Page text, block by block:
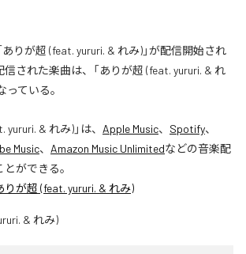
ありが超 (feat. yururi. & れみ)」が配信開始され
された楽曲は、「ありが超 (feat. yururi. & れ
っている。
yururi. & れみ)」は、 Apple Music、 Spotify、
Music、 Amazon Music Unlimitedなどの音楽配
ができる。
りが超 (feat. yururi. & れみ)